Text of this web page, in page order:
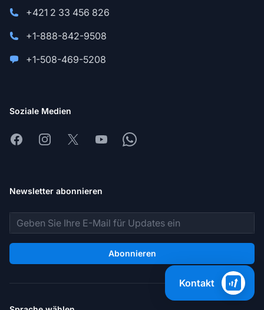
+421 2 33 456 826
+1-888-842-9508
+1-508-469-5208
Soziale Medien
FacebookInstagram
X YoutubeWhatsapp
Newsletter abonnieren
E-Mail-Adresse
Abonnieren
Kontakt